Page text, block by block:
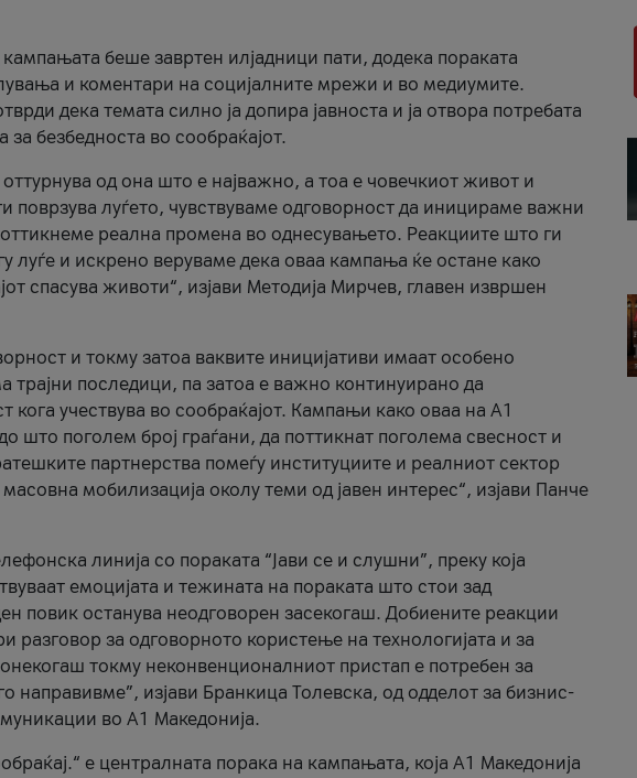
беше завртен илјадници пати, додека пораката
и коментари на социјалните мрежи и во медиумите.
дека темата силно ја допира јавноста и ја отвора потребата
за безбедноста во сообраќајот.
оттурнува од она што е најважно, а тоа е човечкиот живот и
поврзува луѓето, чувствуваме одговорност да иницираме важни
реална промена во однесувањето. Реакциите што ги
луѓе и искрено веруваме дека оваа кампања ќе остане како
спасува животи“, изјави Методија Мирчев, главен извршен
и токму затоа ваквите иницијативи имаат особено
последици, па затоа е важно континуирано да
кога учествува во сообраќајот. Кампањи како оваа на A1
што поголем број граѓани, да поттикнат поголема свесност и
партнерства помеѓу институциите и реалниот сектор
мобилизација околу теми од јавен интерес“, изјави Панче
линија со пораката “Јави се и слушни”, преку која
емоцијата и тежината на пораката што стои зад
повик останува неодговорен засекогаш. Добиените реакции
разговор за одговорното користење на технологијата и за
токму неконвенционалниот пристап е потребен за
направивме”, изјави Бранкица Толевска, од одделот за бизнис-
во А1 Македонија.
е централната порака на кампањата, која A1 Македонија